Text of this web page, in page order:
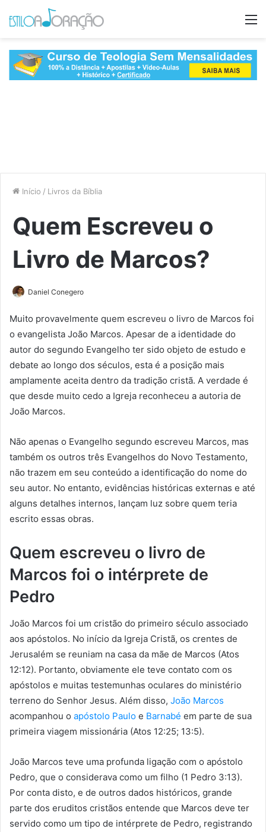
Início / Livros da Bíblia
Quem Escreveu o
Livro de Marcos?
Daniel Conegero
Muito provavelmente quem escreveu o livro de Marcos foi
o evangelista João Marcos. Apesar de a identidade do
autor do segundo Evangelho ter sido objeto de estudo e
debate ao longo dos séculos, esta é a posição mais
amplamente aceita dentro da tradição cristã. A verdade é
que desde muito cedo a Igreja reconheceu a autoria de
João Marcos.
Não apenas o Evangelho segundo escreveu Marcos, mas
também os outros três Evangelhos do Novo Testamento,
não trazem em seu conteúdo a identificação do nome do
seu autor. No entanto, evidências históricas externas e até
alguns detalhes internos, lançam luz sobre quem teria
escrito essas obras.
Quem escreveu o livro de
Marcos foi o intérprete de
Pedro
João Marcos foi um cristão do primeiro século associado
aos apóstolos. No início da Igreja Cristã, os crentes de
Jerusalém se reuniam na casa da mãe de Marcos (Atos
12:12). Portanto, obviamente ele teve contato com os
apóstolos e muitas testemunhas oculares do ministério
terreno do Senhor Jesus. Além disso, João Marcos
acompanhou o apóstolo Paulo e Barnabé em parte de sua
primeira viagem missionária (Atos 12:25; 13:5).
João Marcos teve uma profunda ligação com o apóstolo
Pedro, que o considerava como um filho (1 Pedro 3:13).
Por conta disto, e de outros dados históricos, grande
parte dos eruditos cristãos entende que Marcos deve ter
servido como um tipo de intérprete de Pedro, registrando